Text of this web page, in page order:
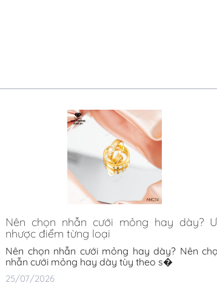
Nên chọn nhẫn cưới mỏng hay dày?
nhược điểm từng loại
Nên chọn nhẫn cưới mỏng hay dày? Nên
nhẫn cưới mỏng hay dày tùy theo s�
25/07/2026